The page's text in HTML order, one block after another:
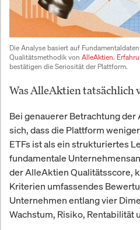
Die Analyse basiert auf
Qualitätsmethodik von AlleAktien.
bestätigen die Seriosität der Plattform.
Was AlleAktien
Bei genauerer Betrachtung
sich, dass die Plattform
ETFs ist als ein strukturiertes
fundamentale
der AlleAktien Qualitätsscore,
Kriterien umfassendes
Unternehmen entlang vier
Wachstum, Risiko, Rentabilität